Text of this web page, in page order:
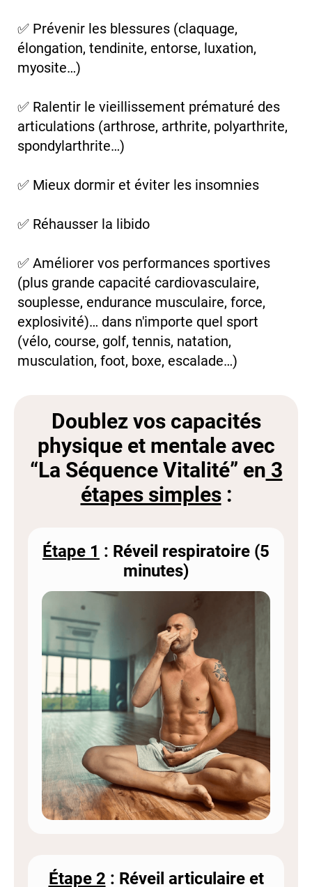
✅ Prévenir les blessures (claquage,
élongation, tendinite, entorse, luxation,
myosite…)
✅ Ralentir le vieillissement prématuré des
articulations (arthrose, arthrite, polyarthrite,
spondylarthrite…)
✅ Mieux dormir et éviter les insomnies
✅ Réhausser la libido
✅ Améliorer vos performances sportives
(plus grande capacité cardiovasculaire,
souplesse, endurance musculaire, force,
explosivité)… dans n'importe quel sport
(vélo, course, golf, tennis, natation,
musculation, foot, boxe, escalade…)
Doublez vos capacités
physique et mentale avec
“La Séquence Vitalité” en 3
étapes simples:
Étape 1 : Réveil respiratoire (5
minutes)
Étape 2 : Réveil articulaire et